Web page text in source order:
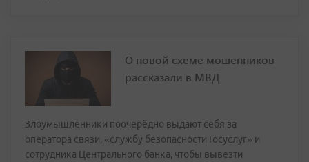
О новой схеме мошенников
рассказали в МВД
Злоумышленники поочерёдно выдают себя за
оператора связи, «службу безопасности Госуслуг» и
сотрудника Центрального банка, чтобы вывезти